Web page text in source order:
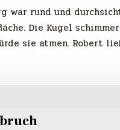
war rund und
Die Kugel
sie atmen. Robert